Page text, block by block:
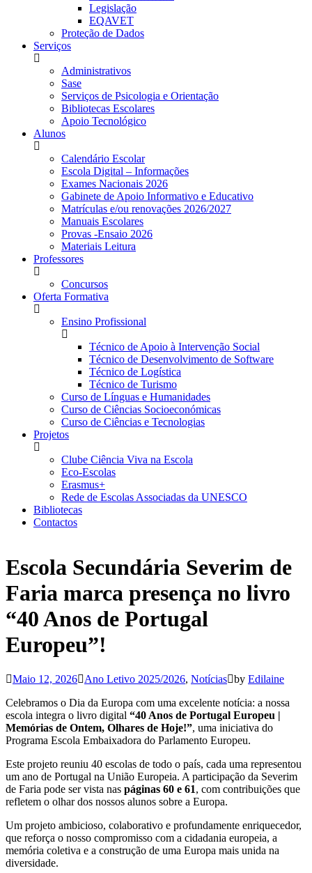
Legislação
EQAVET
Proteção de Dados
Serviços
Administrativos
Sase
Serviços de Psicologia e Orientação
Bibliotecas Escolares
Apoio Tecnológico
Alunos
Calendário Escolar
Escola Digital – Informações
Exames Nacionais 2026
Gabinete de Apoio Informativo e Educativo
Matrículas e/ou renovações 2026/2027
Manuais Escolares
Provas -Ensaio 2026
Materiais Leitura
Professores
Concursos
Oferta Formativa
Ensino Profissional
Técnico de Apoio à Intervenção Social
Técnico de Desenvolvimento de Software
Técnico de Logística
Técnico de Turismo
Curso de Línguas e Humanidades
Curso de Ciências Socioeconómicas
Curso de Ciências e Tecnologias
Projetos
Clube Ciência Viva na Escola
Eco-Escolas
Erasmus+
Rede de Escolas Associadas da UNESCO
Bibliotecas
Contactos
Escola Secundária Severim de
Faria marca presença no livro
“40 Anos de Portugal
Europeu”!
Maio 12, 2026 Ano Letivo 2025/2026, Notícias by Edilaine
Celebramos o Dia da Europa com uma excelente notícia: a nossa
escola integra o livro digital “40 Anos de Portugal Europeu |
Memórias de Ontem, Olhares de Hoje!”, uma iniciativa do
Programa Escola Embaixadora do Parlamento Europeu.
Este projeto reuniu 40 escolas de todo o país, cada uma representou
um ano de Portugal na União Europeia. A participação da Severim
de Faria pode ser vista nas páginas 60 e 61, com contribuições que
refletem o olhar dos nossos alunos sobre a Europa.
Um projeto ambicioso, colaborativo e profundamente enriquecedor,
que reforça o nosso compromisso com a cidadania europeia, a
memória coletiva e a construção de uma Europa mais unida na
diversidade.